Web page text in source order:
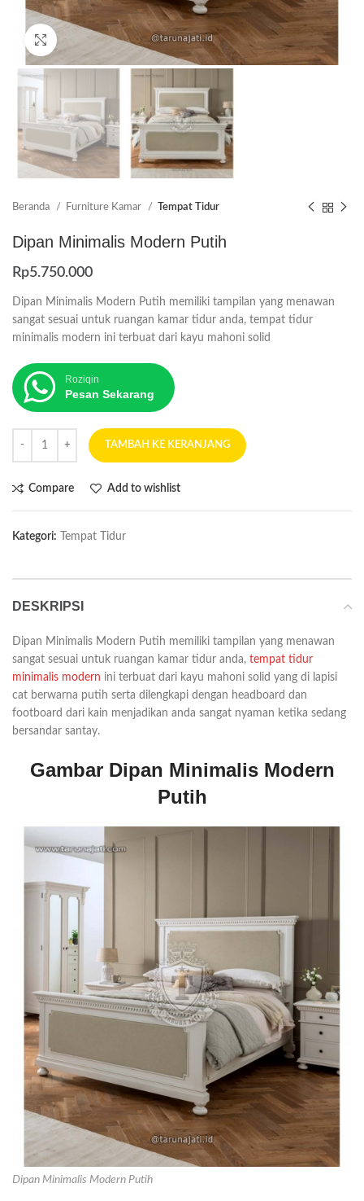
Click to enlarge
Beranda Furniture Kamar Tempat Tidur
Dipan Minimalis Modern Putih
Rp5.750.000
Dipan Minimalis Modern Putih memiliki tampilan yang menawan
sangat sesuai untuk ruangan kamar tidur anda, tempat tidur
minimalis modern ini terbuat dari kayu mahoni solid
Roziqin
Pesan Sekarang
TAMBAH KE KERANJANG
Compare Add to wishlist
Kategori: Tempat Tidur
DESKRIPSI
Dipan Minimalis Modern Putih memiliki tampilan yang menawan
sangat sesuai untuk ruangan kamar tidur anda, tempat tidur
minimalis modern ini terbuat dari kayu mahoni solid yang di lapisi
cat berwarna putih serta dilengkapi dengan headboard dan
footboard dari kain menjadikan anda sangat nyaman ketika sedang
bersandar santay.
Gambar Dipan Minimalis Modern
Putih
Dipan Minimalis Modern Putih